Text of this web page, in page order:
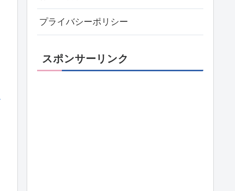
プライバシーポリシー
スポンサーリンク